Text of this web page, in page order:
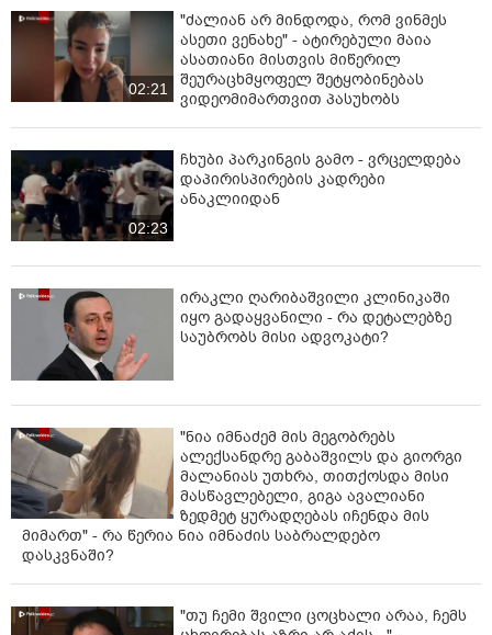
02:21
"ძალიან არ მინდოდა, რომ ვინმეს
ასეთი ვენახე" - ატირებული მაია
ასათიანი მისთვის მიწერილ
შეურაცხმყოფელ შეტყობინებას
ვიდეომიმართვით პასუხობს
02:23
ჩხუბი პარკინგის გამო - ვრცელდება
დაპირისპირების კადრები
ანაკლიიდან
ირაკლი ღარიბაშვილი კლინიკაში
იყო გადაყვანილი - რა დეტალებზე
საუბრობს მისი ადვოკატი?
"ნია იმნაძემ მის მეგობრებს
ალექსანდრე გაბაშვილს და გიორგი
მალანიას უთხრა, თითქოსდა მისი
მასწავლებელი, გიგა ავალიანი
ზედმეტ ყურადღებას იჩენდა მის
მიმართ" - რა წერია ნია იმნაძის საბრალდებო
დასკვნაში?
"თუ ჩემი შვილი ცოცხალი არაა, ჩემს